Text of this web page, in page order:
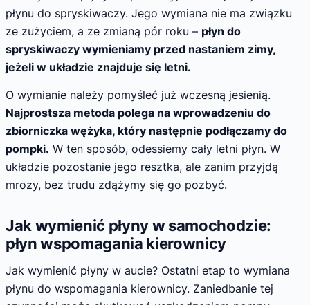
płynu do spryskiwaczy. Jego wymiana nie ma związku
ze zużyciem, a ze zmianą pór roku – płyn do
spryskiwaczy wymieniamy przed nastaniem zimy,
jeżeli w układzie znajduje się letni.
O wymianie należy pomyśleć już wczesną jesienią.
Najprostsza metoda polega na wprowadzeniu do
zbiorniczka wężyka, który następnie podłączamy do
pompki. W ten sposób, odessiemy cały letni płyn. W
układzie pozostanie jego resztka, ale zanim przyjdą
mrozy, bez trudu zdążymy się go pozbyć.
Jak wymienić płyny w samochodzie:
płyn wspomagania kierownicy
Jak wymienić płyny w aucie? Ostatni etap to wymiana
płynu do wspomagania kierownicy. Zaniedbanie tej